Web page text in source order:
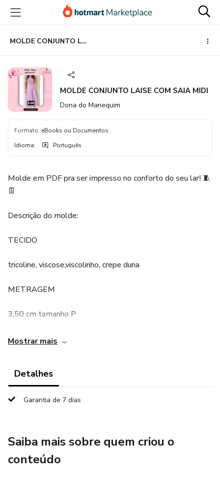
para
conteúdo
principal
para
pagamento
para
rodapé
MOLDE CONJUNTO LAISE COM SAIA MIDI
MOLDE CONJUNTO LAISE COM SAIA MIDI
Dona do Manequim
Formato: eBooks ou Documentos
Idioma: Português
Molde em PDF pra ser impresso no conforto do seu lar! 🧵
👖
Descrição do molde:
TECIDO
tricoline, viscose,viscolinho, crepe duna
METRAGEM
3,50 cm tamanho P
AVIAMENT O S
TAMANH O S
PROIBIDO A REVENDA DESTE PRODUTO APÓS A
COMPRA, DENTRO OU FORA DA PLATAFORMA!
Mostrar mais
Detalhes
Garantia de 7 dias
Saiba mais sobre quem criou o
conteúdo